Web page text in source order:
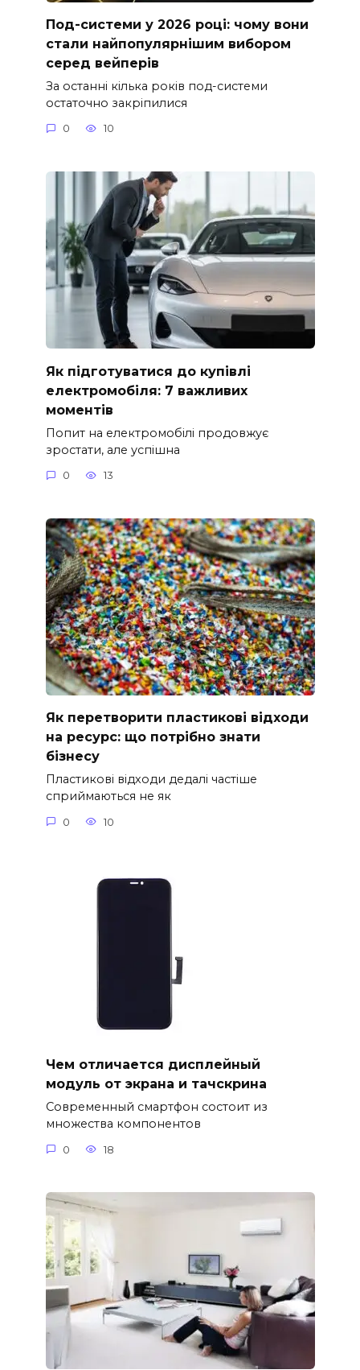
Под-системи у 2026 році: чому вони
стали найпопулярнішим вибором
серед вейперів
За останні кілька років под-системи
остаточно закріпилися
0 10
Як підготуватися до купівлі
електромобіля: 7 важливих
моментів
Попит на електромобілі продовжує
зростати, але успішна
0 13
Як перетворити пластикові відходи
на ресурс: що потрібно знати
бізнесу
Пластикові відходи дедалі частіше
сприймаються не як
0 10
Чем отличается дисплейный
модуль от экрана и тачскрина
Современный смартфон состоит из
множества компонентов
0 18